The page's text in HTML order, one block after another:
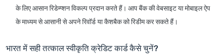
के लिए आसान रिडेम्प्शन विकल्प प्रदान करते हैं। आप बैंक की वेबसाइट या मोबाइल ऐप
के माध्यम से आसानी से अपने रिवॉर्ड या कैशबैक को रिडीम कर सकते हैं।
भारत में सही तत्काल स्वीकृति क्रेडिट कार्ड कैसे चुनें?